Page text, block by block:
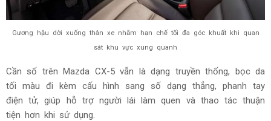
Gương hậu dời xuống thân xe nhằm hạn chế tối đa góc khuất khi quan
sát khu vực xung quanh
Cần số trên Mazda CX-5 vẫn là dạng truyền thống, bọc da
tối màu đi kèm cấu hình sang số dạng thẳng, phanh tay
điện tử, giúp hỗ trợ người lái làm quen và thao tác thuận
tiện hơn khi sử dụng.